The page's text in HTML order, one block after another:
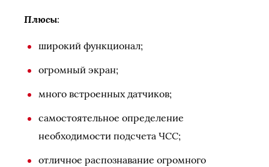
Плюсы:
широкий функционал;
огромный экран;
много встроенных датчиков;
самостоятельное определение
необходимости подсчета ЧСС;
отличное распознавание огромного